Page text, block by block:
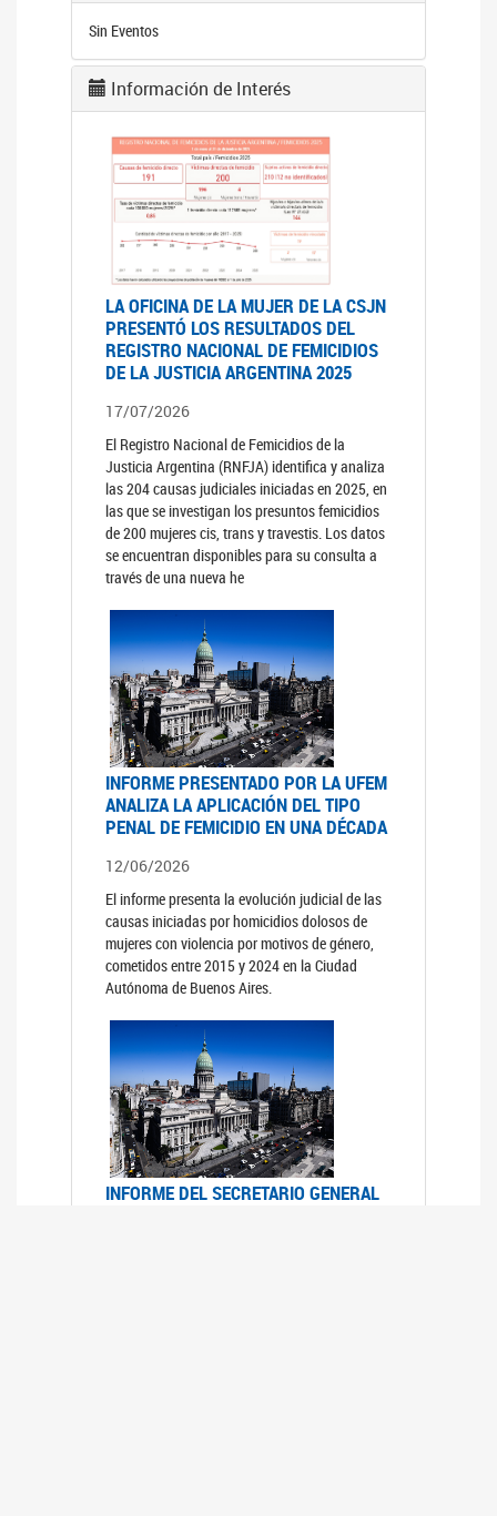
Sin Eventos
Información de Interés
LA OFICINA DE LA MUJER DE LA CSJN
PRESENTÓ LOS RESULTADOS DEL
REGISTRO NACIONAL DE FEMICIDIOS
DE LA JUSTICIA ARGENTINA 2025
17/07/2026
El Registro Nacional de Femicidios de la
Justicia Argentina (RNFJA) identifica y analiza
las 204 causas judiciales iniciadas en 2025, en
las que se investigan los presuntos femicidios
de 200 mujeres cis, trans y travestis. Los datos
se encuentran disponibles para su consulta a
través de una nueva he
INFORME PRESENTADO POR LA UFEM
ANALIZA LA APLICACIÓN DEL TIPO
PENAL DE FEMICIDIO EN UNA DÉCADA
12/06/2026
El informe presenta la evolución judicial de las
causas iniciadas por homicidios dolosos de
mujeres con violencia por motivos de género,
cometidos entre 2015 y 2024 en la Ciudad
Autónoma de Buenos Aires.
INFORME DEL SECRETARIO GENERAL